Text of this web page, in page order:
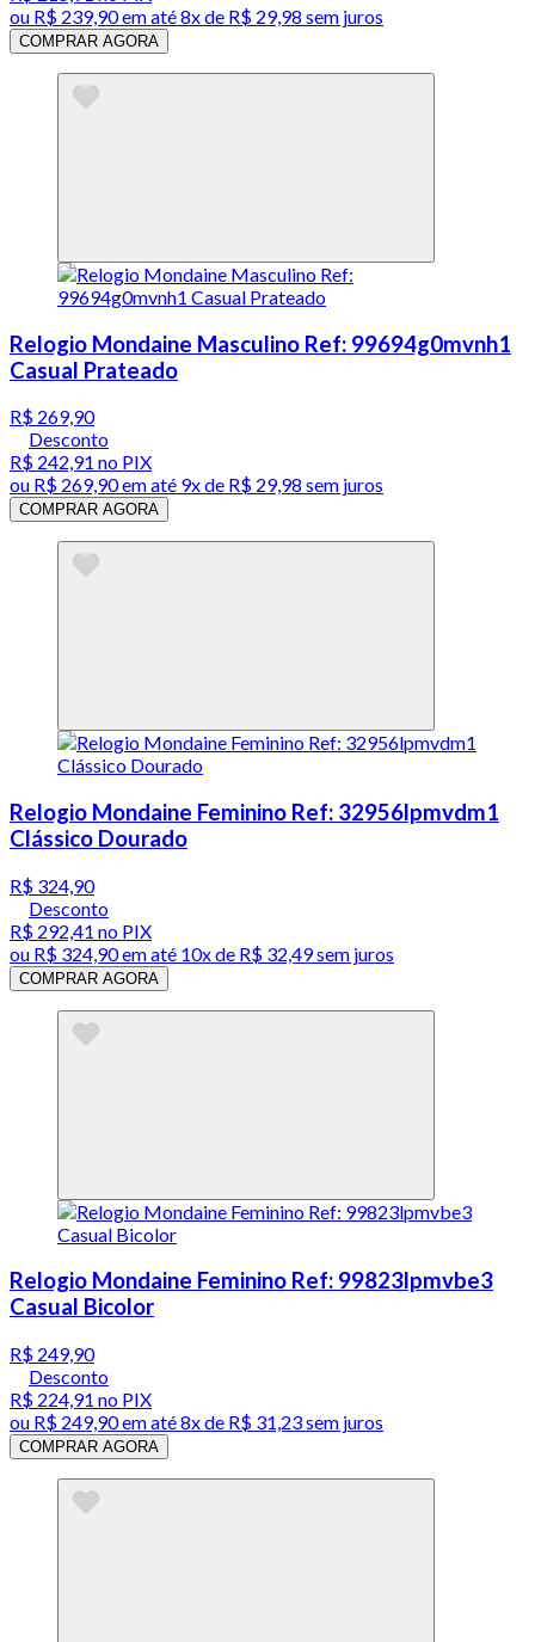
ou R$ 239,90em até8x de R$ 29,98 sem juros
COMPRAR AGORA
Relogio Mondaine Masculino Ref: 99694g0mvnh1
Casual Prateado
R$ 269,90
Desconto
R$ 242,91 no PIX
ou R$ 269,90em até 9x de R$ 29,98 sem juros
COMPRAR AGORA
Relogio Mondaine Feminino Ref: 32956lpmvdm1
Clássico Dourado
R$ 324,90
Desconto
R$ 292,41 no PIX
ou R$ 324,90em até 10x de R$ 32,49 sem juros
COMPRAR AGORA
Relogio Mondaine Feminino Ref: 99823lpmvbe3
Casual Bicolor
R$ 249,90
Desconto
R$ 224,91 no PIX
ou R$ 249,90em até8x de R$ 31,23 sem juros
COMPRAR AGORA